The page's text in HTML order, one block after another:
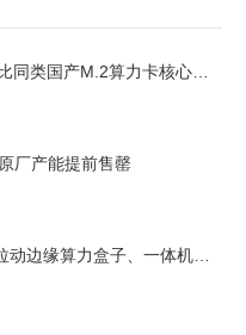
同类国产M.2算力卡核心优
厂产能提前售罄
边缘算力盒子、一体机需